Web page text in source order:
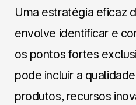
Uma estratégia eficaz
envolve identificar e
os pontos fortes
pode incluir a
produtos, recursos